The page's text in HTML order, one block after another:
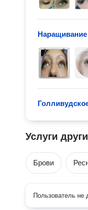
Услуги
Брови
Пользователь не